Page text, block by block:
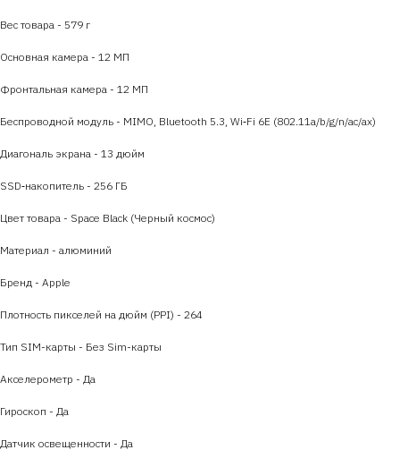
Вес товара - 579 г
Основная камера - 12 МП
Фронтальная камера - 12 МП
Беспроводной модуль - MIMO, Bluetooth 5.3, Wi‑Fi 6E (802.11a/b/g/n/​​ac/ax)
Диагональ экрана - 13 дюйм
SSD‑накопитель - 256 ГБ
Цвет товара - Space Black (Черный космос)
Материал - алюминий
Бренд - Apple
Плотность пикселей на дюйм (PPI) - 264
Тип SIM-карты - Без Sim-карты
Акселерометр - Да
Гироскоп - Да
Датчик освещенности - Да